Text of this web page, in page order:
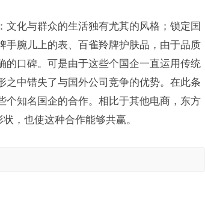
化与群众的生活独有尤其的风格；锁定国
手腕儿上的表、百雀羚牌护肤品，由于品质
的口碑。可是由于这些个国企一直运用传统
之中错失了与国外公司竞争的优势。在此条
个知名国企的合作。相比于其他电商，东方
，也使这种合作能够共赢。